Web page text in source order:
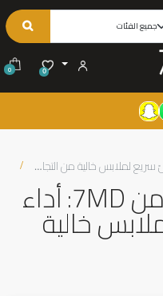
0
0
مراجعة كواية بخار من 7MD: أداء
خالية